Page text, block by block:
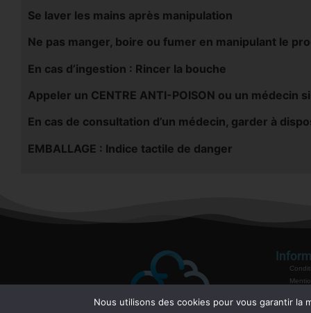
Se laver les mains après manipulation
Ne pas manger, boire ou fumer en manipulant le
En cas d’ingestion : Rincer la bouche
Appeler un CENTRE ANTI-POISON ou un médecin
En cas de consultation d’un médecin, garder à
EMBALLAGE : Indice tactile de danger
Nous utilisons des cookies pour vous garantir